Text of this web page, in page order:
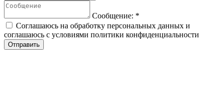
Сообщение: *
Соглашаюсь на обработку персональных данных и
соглашаюсь с условиями политики конфиденциальности